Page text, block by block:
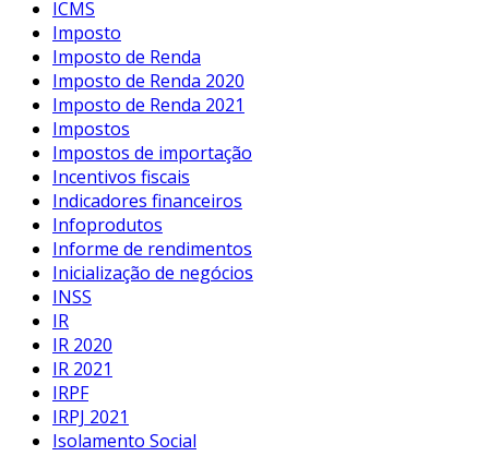
ICMS
Imposto
Imposto de Renda
Imposto de Renda 2020
Imposto de Renda 2021
Impostos
Impostos de importação
Incentivos fiscais
Indicadores financeiros
Infoprodutos
Informe de rendimentos
Inicialização de negócios
INSS
IR
IR 2020
IR 2021
IRPF
IRPJ 2021
Isolamento Social